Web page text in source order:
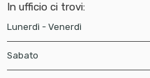
In ufficio ci trovi:
Lunerdì - Venerdì
Sabato